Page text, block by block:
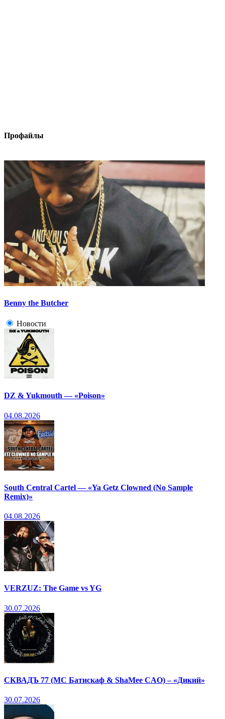
Профайлы
Benny the Butcher
Новости
DZ & Yukmouth — «Poison»
04.08.2026
South Central Cartel — «Ya Getz Clowned (No Sample
Remix)»
04.08.2026
VERZUZ: The Game vs YG
30.07.2026
СКВАДЪ 77 (МС Батискаф & ShaMee CAO) – «Дикий»
30.07.2026